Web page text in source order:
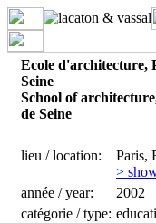
Ecole d'architecture,
Seine
School of
de Seine
lieu / location:
Paris,
>
année / year:
2002
catégorie / type: